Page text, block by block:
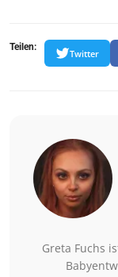
Teilen:
Twitter
Greta Fuchs